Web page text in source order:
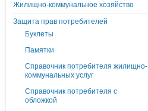
Жилищно-коммунальное хозяйство
Защита прав потребителей
Буклеты
Памятки
Справочник потребителя жилищно-
коммунальных услуг
Справочник потребителя с
обложкой